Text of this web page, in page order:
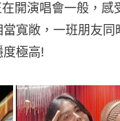
開演唱會一般，感
寬敞，一班朋友
極高!